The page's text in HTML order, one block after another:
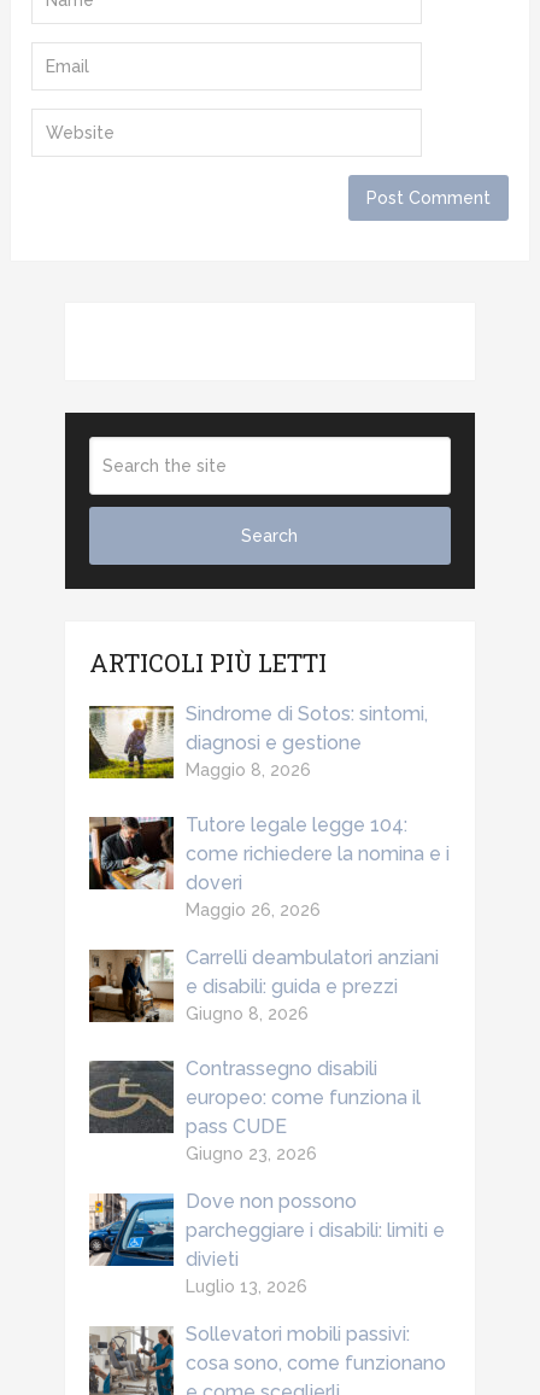
ARTICOLI PIÙ LETTI
Sindrome di Sotos: sintomi,
diagnosi e gestione
Maggio 8, 2026
Tutore legale legge 104:
come richiedere la nomina e i
doveri
Maggio 26, 2026
Carrelli deambulatori anziani
e disabili: guida e prezzi
Giugno 8, 2026
Contrassegno disabili
europeo: come funziona il
pass CUDE
Giugno 23, 2026
Dove non possono
parcheggiare i disabili: limiti e
divieti
Luglio 13, 2026
Sollevatori mobili passivi:
cosa sono, come funzionano